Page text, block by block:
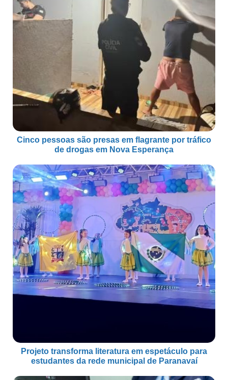
Cinco pessoas são presas em flagrante por tráfico
de drogas em Nova Esperança
Projeto transforma literatura em espetáculo para
estudantes da rede municipal de Paranavaí